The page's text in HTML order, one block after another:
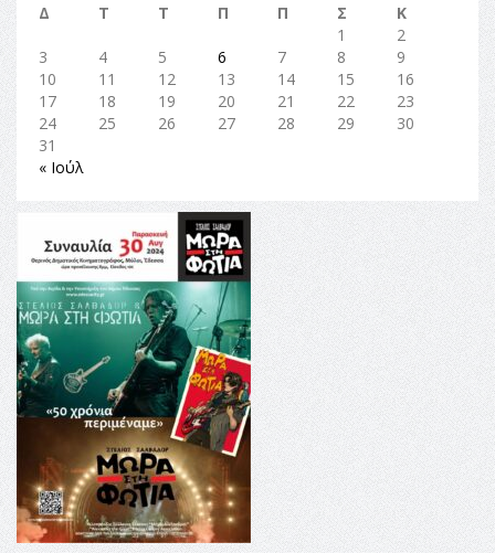
Δ
Τ Τ Π Π Σ
Κ
1
2
3
4 5 6 7 8
9
10
11 12 13 14 15
16
17
18 19 20 21 22
23
24
25 26 27 28 29
30
31
« Ιούλ